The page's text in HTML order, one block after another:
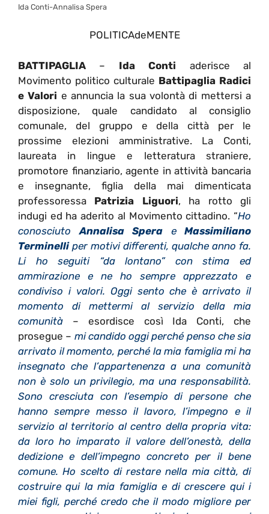
Ida Conti-Annalisa Spera
POLITICAdeMENTE
BATTIPAGLIA – Ida Conti aderisce al
Movimento politico culturale Battipaglia Radici
e Valori e annuncia la sua volontà di mettersi a
disposizione, quale candidato al consiglio
comunale, del gruppo e della città per le
prossime elezioni amministrative. La Conti,
laureata in lingue e letteratura straniere,
promotore finanziario, agente in attività bancaria
e insegnante, figlia della mai dimenticata
professoressa Patrizia Liguori, ha rotto gli
indugi ed ha aderito al Movimento cittadino. “Ho
conosciutoAnnalisa Spera e Massimiliano
Terminelliper motivi differenti, qualche anno fa.
Li ho seguiti “da lontano” con stima ed
ammirazione e ne ho sempre apprezzato e
condiviso i valori. Oggi sento che è arrivato il
momento di mettermi al servizio della mia
comunità – esordisce così Ida Conti, che
prosegue – mi candido oggi perché penso che sia
arrivato il momento, perché la mia famiglia mi ha
insegnato che l’appartenenza a una comunità
non è solo un privilegio, ma una responsabilità.
Sono cresciuta con l’esempio di persone che
hanno sempre messo il lavoro, l’impegno e il
servizio al territorio al centro della propria vita:
da loro ho imparato il valore dell’onestà, della
dedizione e dell’impegno concreto per il bene
comune. Ho scelto di restare nella mia città, di
costruire qui la mia famiglia e di crescere qui i
miei figli, perché credo che il modo migliore per